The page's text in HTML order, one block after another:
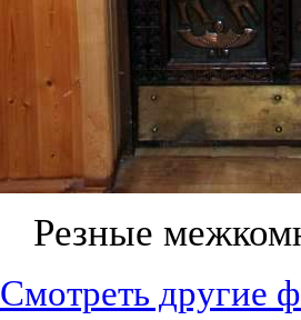
Резные
Смотреть другие